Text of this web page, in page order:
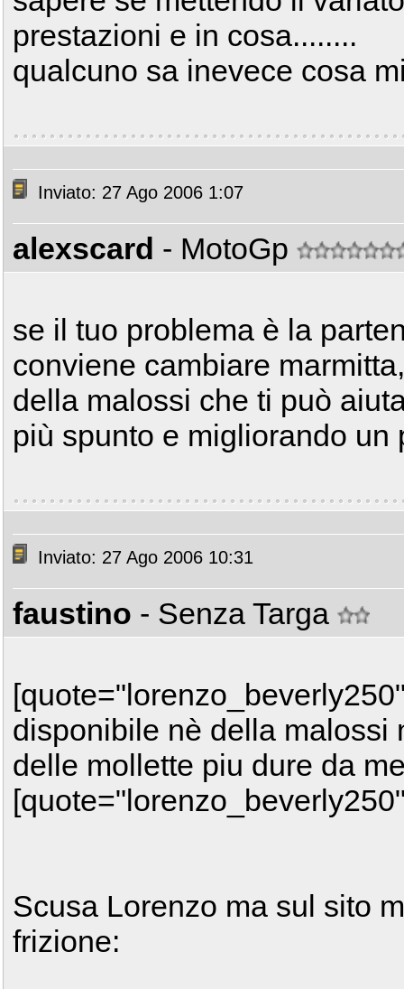
prestazioni e in cosa........
qualcuno sa inevece cosa
Inviato: 27 Ago 2006 1:07
alexscard - MotoGp
se il tuo problema è la
conviene cambiare
della malossi che ti può
più spunto e migliorando un
Inviato: 27 Ago 2006 10:31
faustino - Senza Targa
disponibile nè della malossi
delle mollette piu dure da
Scusa Lorenzo ma sul sito
frizione: